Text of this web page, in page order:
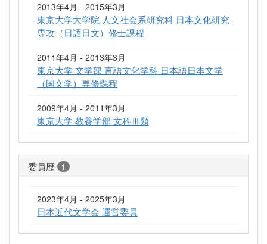
2013年4月 - 2015年3月
東京大学大学院 人文社会系研究科 日本文化研究
専攻（日語日文）修士課程
2011年4月 - 2013年3月
東京大学 文学部 言語文化学科 日本語日本文学
（国文学）専修課程
2009年4月 - 2011年3月
東京大学 教養学部 文科Ⅲ類
委員歴 1
2023年4月 - 2025年3月
日本近代文学会 運営委員